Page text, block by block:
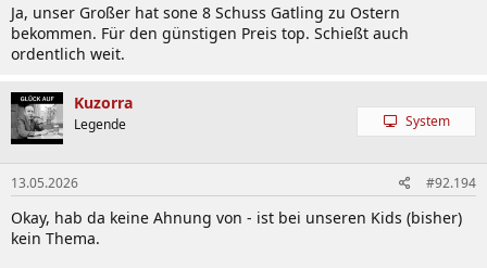
Ja, unser Großer hat sone 8 Schuss Gatling zu Ostern
bekommen. Für den günstigen Preis top. Schießt auch
ordentlich weit.
Kuzorra
Legende System
13.05.2026 #92.194
Okay, hab da keine Ahnung von - ist bei unseren Kids (bisher)
kein Thema.